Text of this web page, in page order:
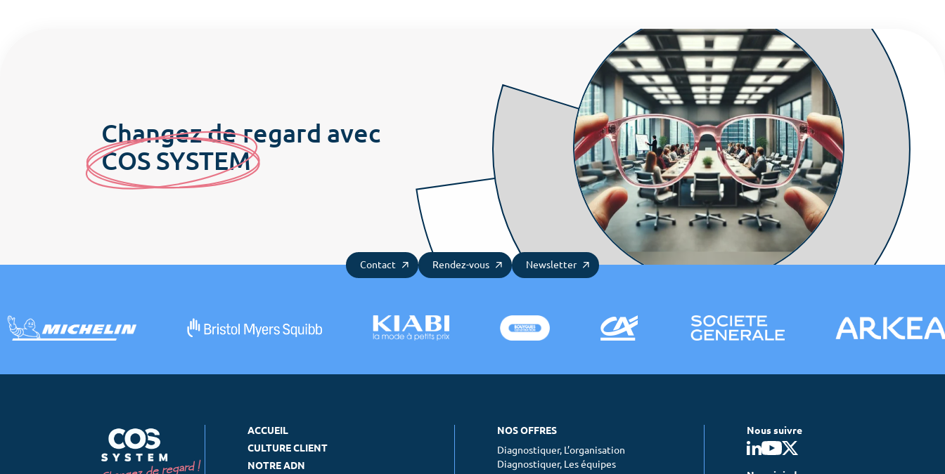
Changez de regard avec
COS SYSTEM
Contact Rendez-vous Newsletter
ACCUEIL
CULTURE CLIENT
NOTRE ADN
NOS OFFRES
Diagnostiquer, L’organisation
Diagnostiquer, Les équipes
Nous suivre